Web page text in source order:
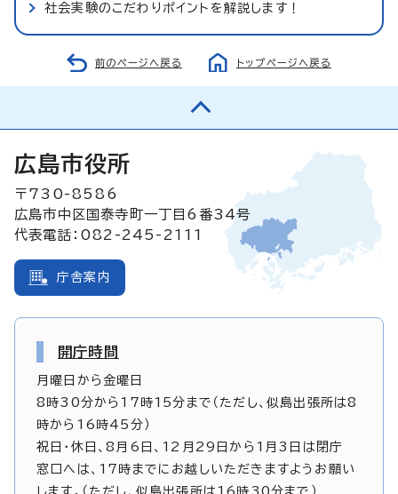
社会実験のこだわりポイントを解説します！
前のページへ戻る トップページへ戻る
広島市役所
〒730-8586
広島市中区国泰寺町一丁目6番34号
代表電話：082-245-2111
庁舎案内
開庁時間
月曜日から金曜日
8時30分から17時15分まで（ただし、似島出張所は8
時から16時45分）
祝日・休日、8月6日、12月29日から1月3日は閉庁
窓口へは、17時までにお越しいただきますようお願い
します。（ただし、似島出張所は16時30分まで）